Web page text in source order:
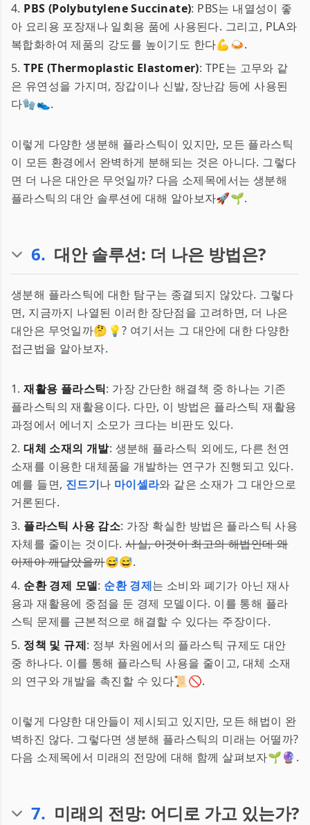
4. PBS (Polybutylene Succinate): PBS는 내열성이 좋
아 요리용 포장재나 일회용 품에 사용된다. 그리고, PLA와
복합화하여 제품의 강도를 높이기도 한다💪🍛.
5.TPE (Thermoplastic Elastomer): TPE는 고무와 같
은 유연성을 가지며, 장갑이나 신발, 장난감 등에 사용된
다🧤👟.
이렇게 다양한 생분해 플라스틱이 있지만, 모든 플라스틱
이 모든 환경에서 완벽하게 분해되는 것은 아니다. 그렇다
면 더 나은 대안은 무엇일까? 다음 소제목에서는 생분해
플라스틱의 대안 솔루션에 대해 알아보자🚀🌱.
6. 대안 솔루션: 더 나은 방법은?
생분해 플라스틱에 대한 탐구는 종결되지 않았다. 그렇다
면, 지금까지 나열된 이러한 장단점을 고려하면, 더 나은
대안은 무엇일까🤔💡? 여기서는 그 대안에 대한 다양한
접근법을 알아보자.
1.재활용 플라스틱: 가장 간단한 해결책 중 하나는 기존
플라스틱의 재활용이다. 다만, 이 방법은 플라스틱 재활용
과정에서 에너지 소모가 크다는 비판도 있다.
2.대체 소재의 개발: 생분해 플라스틱 외에도, 다른 천연
소재를 이용한 대체품을 개발하는 연구가 진행되고 있다.
예를 들면, 진드기나 마이셀라와 같은 소재가 그 대안으로
거론된다.
3. 플라스틱 사용 감소: 가장 확실한 방법은 플라스틱 사용
자체를 줄이는 것이다.사실, 이것이 최고의 해법인데 왜
이제야 깨달았을까😅😅.
4. 순환 경제 모델: 순환 경제는 소비와 폐기가 아닌 재사
용과 재활용에 중점을 둔 경제 모델이다. 이를 통해 플라
스틱 문제를 근본적으로 해결할 수 있다는 주장이다.
5. 정책 및 규제: 정부 차원에서의 플라스틱 규제도 대안
중 하나다. 이를 통해 플라스틱 사용을 줄이고, 대체 소재
의 연구와 개발을 촉진할 수 있다📜🚫.
이렇게 다양한 대안들이 제시되고 있지만, 모든 해법이 완
벽하진 않다. 그렇다면 생분해 플라스틱의 미래는 어떨까?
다음 소제목에서 미래의 전망에 대해 함께 살펴보자🌱🔮.
7. 미래의 전망: 어디로 가고 있는가?